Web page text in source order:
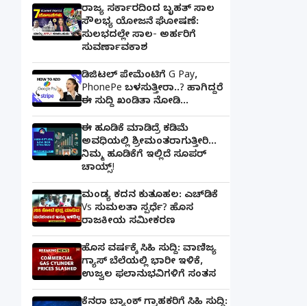
ರಾಜ್ಯ ಸರ್ಕಾರದಿಂದ ಬೃಹತ್ ಸಾಲ
ಸೌಲಭ್ಯ ಯೋಜನೆ ಘೋಷಣೆ:
ಸುಲಭದಲ್ಲೇ ಸಾಲ- ಅರ್ಹರಿಗೆ
ಸುವರ್ಣಾವಕಾಶ
ಡಿಜಿಟಲ್ ಪೇಮೆಂಟಿಗೆ G Pay,
PhonePe ಬಳಸುತ್ತೀರಾ..? ಹಾಗಿದ್ದರೆ
ಈ ಸುದ್ದಿ ಖಂಡಿತಾ ನೋಡಿ...
ಈ ಹೂಡಿಕೆ ಮಾಡಿದ್ರೆ ಕಡಿಮೆ
ಅವಧಿಯಲ್ಲಿ ಶ್ರೀಮಂತರಾಗುತ್ತೀರಿ...
ನಿಮ್ಮ ಹೂಡಿಕೆಗೆ ಇಲ್ಲಿದೆ ಸೂಪರ್
ಚಾಯ್ಸ್‌!
ಮಂಡ್ಯ ಕದನ ಕುತೂಹಲ: ಎಚ್‌ಡಿಕೆ
Vs ಸುಮಲತಾ ಸ್ಪರ್ಧೆ? ಹೊಸ
ರಾಜಕೀಯ ಸಮೀಕರಣ
ಹೊಸ ವರ್ಷಕ್ಕೆ ಸಿಹಿ ಸುದ್ದಿ: ವಾಣಿಜ್ಯ
ಗ್ಯಾಸ್‌ ಬೆಲೆಯಲ್ಲಿ ಭಾರೀ ಇಳಿಕೆ,
ಉಜ್ವಲ ಫಲಾನುಭವಿಗಳಿಗೆ ಸಂತಸ
ಕೆನರಾ ಬ್ಯಾಂಕ್‌ ಗ್ರಾಹಕರಿಗೆ ಸಿಹಿ ಸುದ್ದಿ: